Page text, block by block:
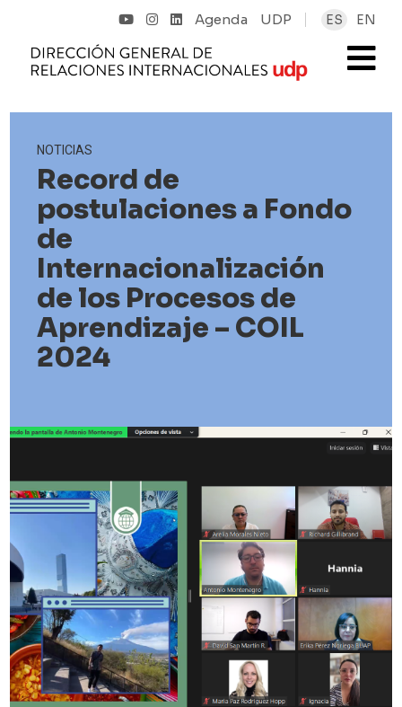
Agenda UDP ES EN
NOTICIAS
Record de
postulaciones a Fondo
de
Internacionalización
de los Procesos de
Aprendizaje – COIL
2024